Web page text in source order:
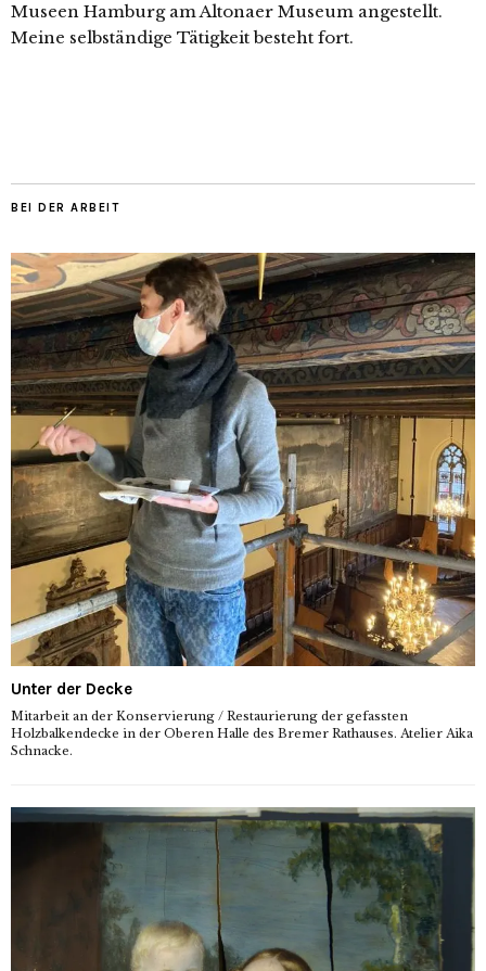
Museen Hamburg am Altonaer Museum angestellt.
Meine selbständige Tätigkeit besteht fort.
BEI DER ARBEIT
Unter der Decke
Mitarbeit an der Konservierung / Restaurierung der gefassten
Holzbalkendecke in der Oberen Halle des Bremer Rathauses. Atelier Aika
Schnacke.